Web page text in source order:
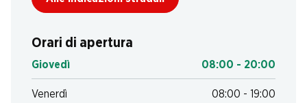
Orari di apertura
Giovedì 08:00 - 20:00
Venerdì 08:00 - 19:00